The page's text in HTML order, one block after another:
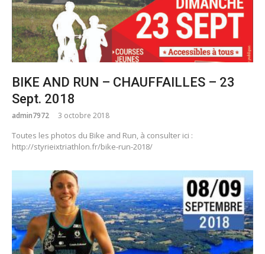
BIKE AND RUN – CHAUFFAILLES – 23
Sept. 2018
admin7972 3 octobre 2018
Toutes les photos du Bike and Run, à consulter ici :
http://styrieixtriathlon.fr/bike-run-2018/